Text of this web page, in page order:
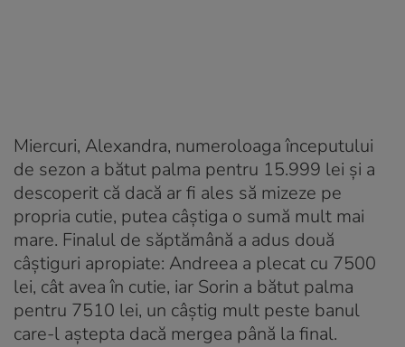
Miercuri, Alexandra, numeroloaga începutului
de sezon a bătut palma pentru 15.999 lei și a
descoperit că dacă ar fi ales să mizeze pe
propria cutie, putea câștiga o sumă mult mai
mare. Finalul de săptămână a adus două
câștiguri apropiate: Andreea a plecat cu 7500
lei, cât avea în cutie, iar Sorin a bătut palma
pentru 7510 lei, un câștig mult peste banul
care-l aștepta dacă mergea până la final.